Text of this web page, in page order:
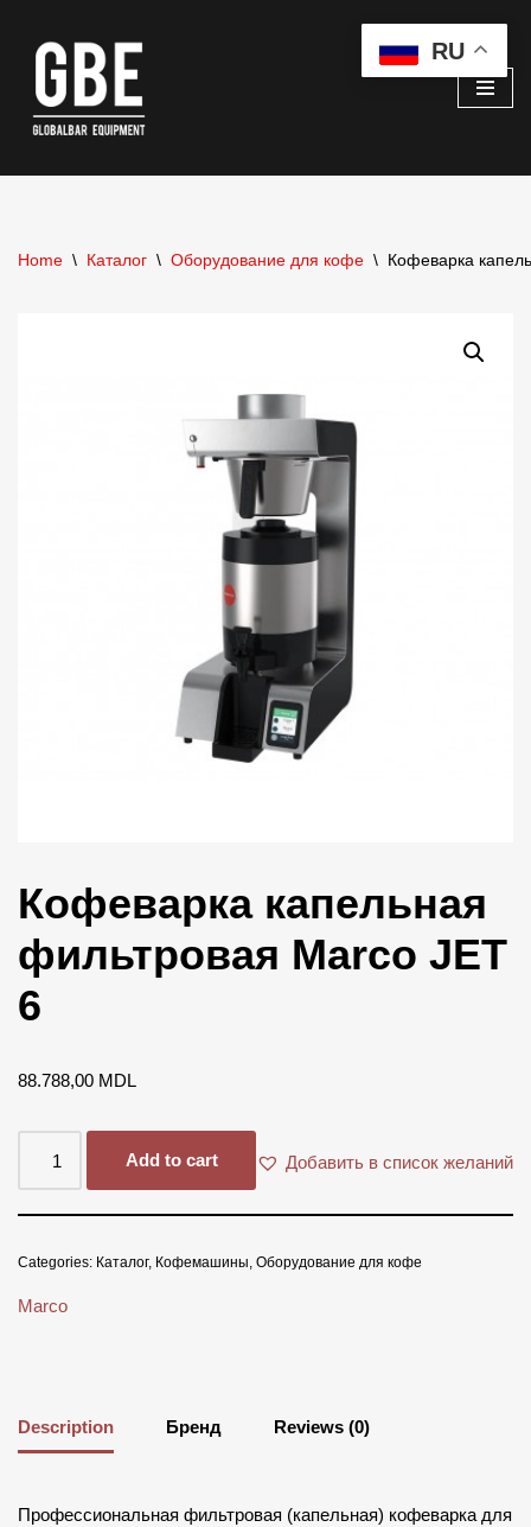
Перейти
содержимому
Home \ Каталог \ Оборудование для кофе \ Кофеварка
Кофеварка капельная
фильтровая Marco JET
6
88.788,00 MDL
Add to cart Добавить в список желаний
Categories: Каталог, Кофемашины, Оборудование для кофе
Marco
Description Бренд Reviews (0)
Профессиональная фильтровая (капельная) кофеварка для
RU